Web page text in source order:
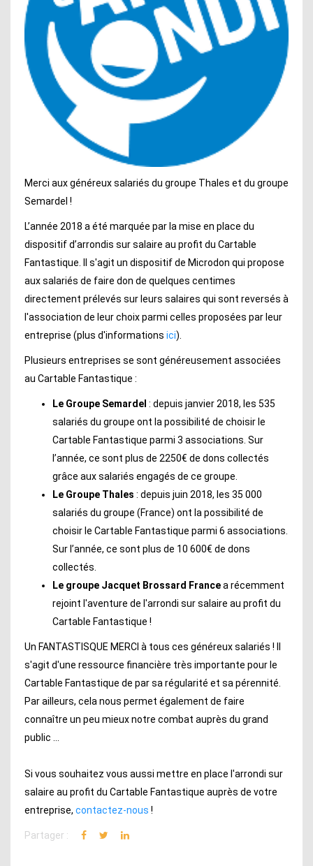
Merci aux généreux salariés du groupe Thales et du groupe
Semardel !
L’année 2018 a été marquée par la mise en place du
dispositif d’arrondis sur salaire au profit du Cartable
Fantastique. Il s'agit un dispositif de Microdon qui propose
aux salariés de faire don de quelques centimes
directement prélevés sur leurs salaires qui sont reversés à
l'association de leur choix parmi celles proposées par leur
entreprise (plus d'informations ici).
Plusieurs entreprises se sont généreusement associées
au Cartable Fantastique :
Le Groupe Semardel : depuis janvier 2018, les 535
salariés du groupe ont la possibilité de choisir le
Cartable Fantastique parmi 3 associations. Sur
l’année, ce sont plus de 2250€ de dons collectés
grâce aux salariés engagés de ce groupe.
Le Groupe Thales : depuis juin 2018, les 35 000
salariés du groupe (France) ont la possibilité de
choisir le Cartable Fantastique parmi 6 associations.
Sur l’année, ce sont plus de 10 600€ de dons
collectés.
Le groupe Jacquet Brossard Francea récemment
rejoint l'aventure de l'arrondi sur salaire au profit du
Cartable Fantastique !
Un FANTASTISQUE MERCI à tous ces généreux salariés ! Il
s'agit d'une ressource financière très importante pour le
Cartable Fantastique de par sa régularité et sa pérennité.
Par ailleurs, cela nous permet également de faire
connaître un peu mieux notre combat auprès du grand
public ...
Si vous souhaitez vous aussi mettre en place l'arrondi sur
salaire au profit du Cartable Fantastique auprès de votre
entreprise, contactez-nous !
Partager :